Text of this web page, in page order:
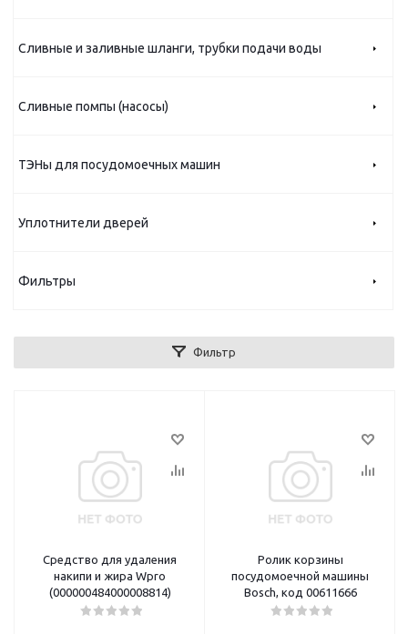
Сливные и заливные шланги, трубки подачи воды
Сливные помпы (насосы)
ТЭНы для посудомоечных машин
Уплотнители дверей
Фильтры
Фильтр
Средство для удаления
накипи и жира Wpro
(000000484000008814)
Ролик корзины
посудомоечной машины
Bosch, код 00611666